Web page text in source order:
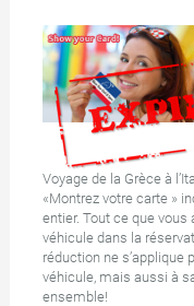
Voyage de la Grèce à
«Montrez votre carte »
entier. Tout ce que vous
véhicule dans la
réduction ne s’applique
véhicule, mais aussi à
ensemble!